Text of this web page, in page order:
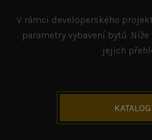
V rámci developerského
parametry vybavení bytů.
jejich
KATALOG